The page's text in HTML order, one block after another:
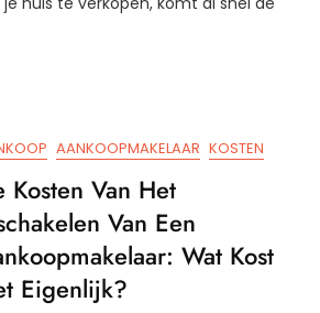
Huis
AANKOOPMAKELAAR KOSTEN
Kosten Van Het
Van Een
Wat Kost
Eigenlijk?